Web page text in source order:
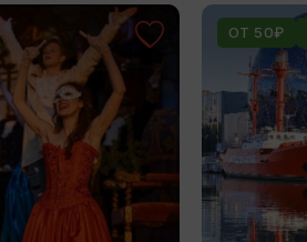
ОТ 50₽